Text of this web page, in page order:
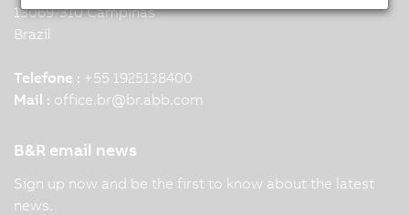
13069-310 Campinas
Brazil
Telefone : +55 1925138400
Mail : office.br@br.abb.com
B&R email news
Sign up now and be the first to know about the latest
news.